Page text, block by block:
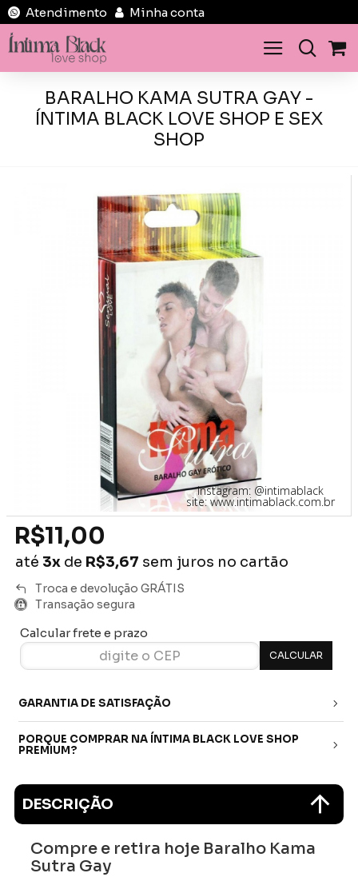
Atendimento Minha conta
BARALHO KAMA SUTRA GAY -
ÍNTIMA BLACK LOVE SHOP E SEX
SHOP
instagram: @intimablack
site: www.intimablack.com.br
R$11,00
até 3x de R$3,67 sem juros no cartão
Troca e devolução GRÁTIS
Transação segura
Calcular frete e prazo
GARANTIA DE SATISFAÇÃO
PORQUE COMPRAR NA ÍNTIMA BLACK LOVE SHOP
PREMIUM?
DESCRIÇÃO
Compre e retira hoje Baralho Kama
Sutra Gay